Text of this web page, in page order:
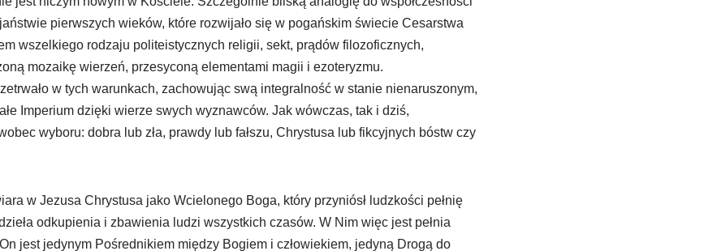
pierwszych wieków, które rozwijało się w pogańskim świecie Cesarstwa
wszelkiego rodzaju politeistycznych religii, sekt, prądów filozoficznych,
mozaikę wierzeń, przesyconą elementami magii i ezoteryzmu.
w tych warunkach, zachowując swą integralność w stanie nienaruszonym,
Imperium dzięki wierze swych wyznawców. Jak wówczas, tak i dziś,
wyboru: dobra lub zła, prawdy lub fałszu, Chrystusa lub fikcyjnych bóstw czy
w Jezusa Chrystusa jako Wcielonego Boga, który przyniósł ludzkości pełnię
odkupienia i zbawienia ludzi wszystkich czasów. W Nim więc jest pełnia
jest jedynym Pośrednikiem między Bogiem i człowiekiem, jedyną Drogą do